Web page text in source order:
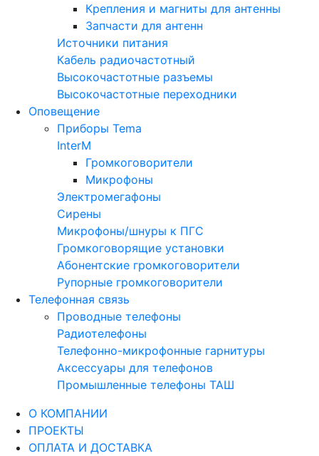
Крепления и магниты для антенны
Запчасти для антенн
Источники питания
Кабель радиочастотный
Высокочастотные разъемы
Высокочастотные переходники
Оповещение
Приборы Tema
InterM
Громкоговорители
Микрофоны
Электромегафоны
Сирены
Микрофоны/шнуры к ПГС
Громкоговорящие установки
Абонентские громкоговорители
Рупорные громкоговорители
Телефонная связь
Проводные телефоны
Радиотелефоны
Телефонно-микрофонные гарнитуры
Аксессуары для телефонов
Промышленные телефоны ТАШ
О КОМПАНИИ
ПРОЕКТЫ
ОПЛАТА И ДОСТАВКА